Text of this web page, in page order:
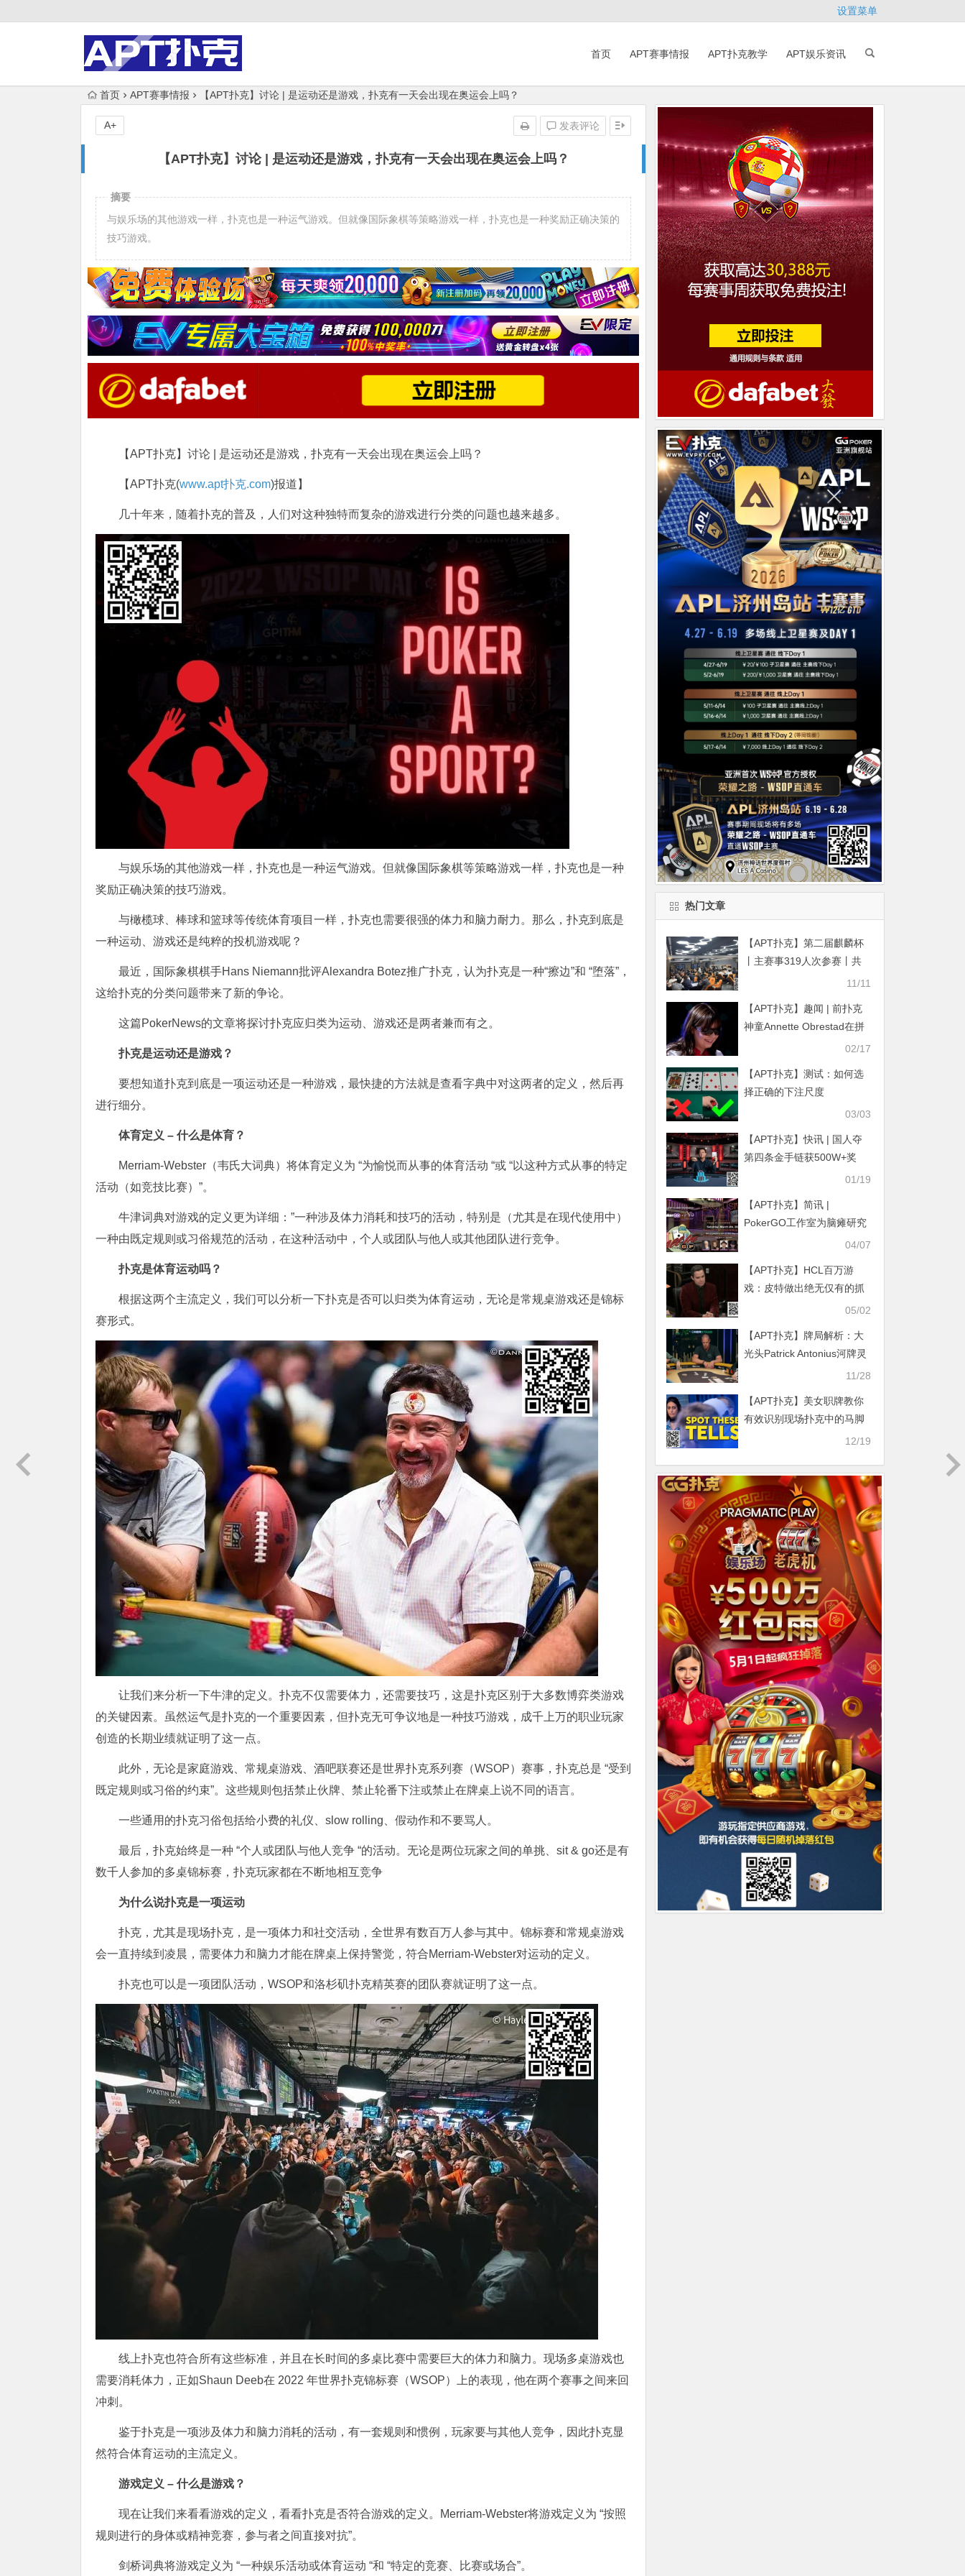
设置菜单
首页 APT赛事情报 APT扑克教学 APT娱乐资讯
首页 APT赛事情报 【APT扑克】讨论 | 是运动还是游戏，扑克有一天会出现在奥运会上吗？
【APT扑克】讨论 | 是运动还是游戏，扑克有一天会出现在奥运会上吗？
发表评论
A+
摘要
与娱乐场的其他游戏一样，扑克也是一种运气游戏。但就像国际象棋等策略游戏一样，扑克也是一种奖励正确决策的
技巧游戏。
【APT扑克】讨论 | 是运动还是游戏，扑克有一天会出现在奥运会上吗？
【APT扑克(www.apt扑克.com)报道】
几十年来，随着扑克的普及，人们对这种独特而复杂的游戏进行分类的问题也越来越多。
与娱乐场的其他游戏一样，扑克也是一种运气游戏。但就像国际象棋等策略游戏一样，扑克也是一种
奖励正确决策的技巧游戏。
与橄榄球、棒球和篮球等传统体育项目一样，扑克也需要很强的体力和脑力耐力。那么，扑克到底是
一种运动、游戏还是纯粹的投机游戏呢？
最近，国际象棋棋手Hans Niemann批评Alexandra Botez推广扑克，认为扑克是一种“擦边”和 “堕落”，
这给扑克的分类问题带来了新的争论。
这篇PokerNews的文章将探讨扑克应归类为运动、游戏还是两者兼而有之。
扑克是运动还是游戏？
要想知道扑克到底是一项运动还是一种游戏，最快捷的方法就是查看字典中对这两者的定义，然后再
进行细分。
体育定义 – 什么是体育？
Merriam-Webster（韦氏大词典）将体育定义为 “为愉悦而从事的体育活动 “或 “以这种方式从事的特定
活动（如竞技比赛）”。
牛津词典对游戏的定义更为详细：”一种涉及体力消耗和技巧的活动，特别是（尤其是在现代使用中）
一种由既定规则或习俗规范的活动，在这种活动中，个人或团队与他人或其他团队进行竞争。
扑克是体育运动吗？
根据这两个主流定义，我们可以分析一下扑克是否可以归类为体育运动，无论是常规桌游戏还是锦标
赛形式。
让我们来分析一下牛津的定义。扑克不仅需要体力，还需要技巧，这是扑克区别于大多数博弈类游戏
的关键因素。虽然运气是扑克的一个重要因素，但扑克无可争议地是一种技巧游戏，成千上万的职业玩家
创造的长期业绩就证明了这一点。
此外，无论是家庭游戏、常规桌游戏、酒吧联赛还是世界扑克系列赛（WSOP）赛事，扑克总是 “受到
既定规则或习俗的约束”。这些规则包括禁止伙牌、禁止轮番下注或禁止在牌桌上说不同的语言。
一些通用的扑克习俗包括给小费的礼仪、slow rolling、假动作和不要骂人。
最后，扑克始终是一种 “个人或团队与他人竞争 “的活动。无论是两位玩家之间的单挑、sit & go还是有
数千人参加的多桌锦标赛，扑克玩家都在不断地相互竞争
为什么说扑克是一项运动
扑克，尤其是现场扑克，是一项体力和社交活动，全世界有数百万人参与其中。锦标赛和常规桌游戏
会一直持续到凌晨，需要体力和脑力才能在牌桌上保持警觉，符合Merriam-Webster对运动的定义。
扑克也可以是一项团队活动，WSOP和洛杉矶扑克精英赛的团队赛就证明了这一点。
线上扑克也符合所有这些标准，并且在长时间的多桌比赛中需要巨大的体力和脑力。现场多桌游戏也
需要消耗体力，正如Shaun Deeb在 2022 年世界扑克锦标赛（WSOP）上的表现，他在两个赛事之间来回
冲刺。
鉴于扑克是一项涉及体力和脑力消耗的活动，有一套规则和惯例，玩家要与其他人竞争，因此扑克显
然符合体育运动的主流定义。
游戏定义 – 什么是游戏？
现在让我们来看看游戏的定义，看看扑克是否符合游戏的定义。Merriam-Webster将游戏定义为 “按照
规则进行的身体或精神竞赛，参与者之间直接对抗”。
剑桥词典将游戏定义为 “一种娱乐活动或体育运动 “和 “特定的竞赛、比赛或场合”。
热门文章
【APT扑克】第二届麒麟杯
丨主赛事319人次参赛丨共
171500记分牌领跑C+组
11/11
【APT扑克】趣闻 | 前扑克
神童Annette Obrestad在拼
02/17
【APT扑克】测试：如何选
择正确的下注尺度
03/03
【APT扑克】快讯 | 国人夺
第四条金手链获500W+奖
金！张阳WSOP赛事#44夺
01/19
【APT扑克】简讯 |
PokerGO工作室为脑瘫研究
04/07
【APT扑克】HCL百万游
戏：皮特做出绝无仅有的抓
鸡，不到2小时拿下195w刀
05/02
【APT扑克】牌局解析：大
光头Patrick Antonius河牌灵
11/28
【APT扑克】美女职牌教你
有效识别现场扑克中的马脚
12/19